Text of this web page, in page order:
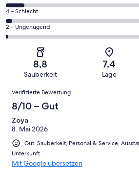
Gästebewertungen
haben
eine
Bewertung
Hervorragend
264
Gästebewertungen
haben
eine
Bewertung
Gut
von
insgesamt
264
Gästebewertungen
Bewertung
Okay
7
von
insgesamt
Gästebewertungen
von
Schlecht
4 – Schlecht
3
von
insgesamt
Gästebewertungen
haben
eine
von
Ungenügend
2 – Ungenügend
8,8
Sauberkeit
7,4
Lage
Bewertungen
Verifizierte Bewertung
8/10 – Gut
Zoya
8. Mai 2026
Gut: Sauberkeit, Personal & Service,
Unterkunft
Mit Google übersetzen